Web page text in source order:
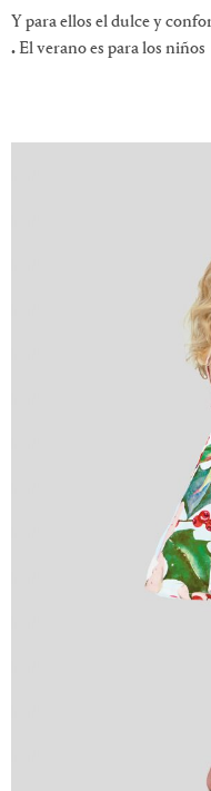
Y para ellos el dulce y
. El verano es para los niños